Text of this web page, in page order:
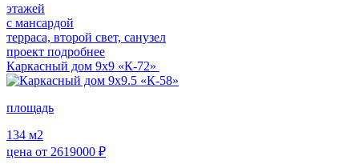
этажей
с мансардой
терраса, второй свет, санузел
проект подробнее
Каркасный дом 9х9 «К-72»
площадь
134 м2
цена от 2619000 ₽